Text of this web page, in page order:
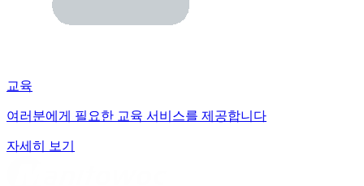
교육
여러분에게 필요한 교육 서비스를 제공합니다
자세히 보기